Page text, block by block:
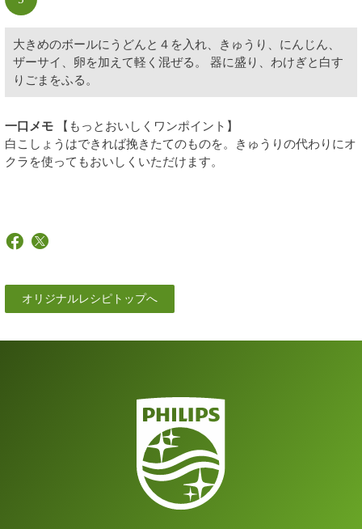
大きめのボールにうどんと４を入れ、きゅうり、にんじん、
ザーサイ、卵を加えて軽く混ぜる。 器に盛り、わけぎと白す
りごまをふる。
一口メモ 【もっとおいしくワンポイント】
白こしょうはできれば挽きたてのものを。きゅうりの代わりにオ
クラを使ってもおいしくいただけます。
オリジナルレシピトップへ